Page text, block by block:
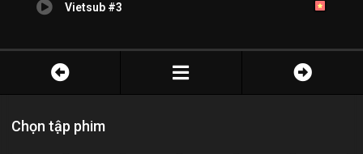
Vietsub #3
Chọn tập phim